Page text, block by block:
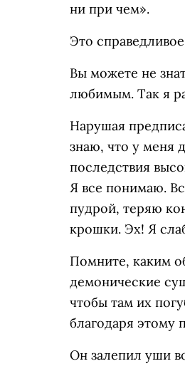
ни при чем».
Это
Вы можете не
любимым. Так я
Нарушая
знаю, что у меня
последствия
Я все понимаю.
пудрой, теряю
крошки. Эх! Я
Помните, каким
демонические
чтобы там их
благодаря этому
Он залепил уши